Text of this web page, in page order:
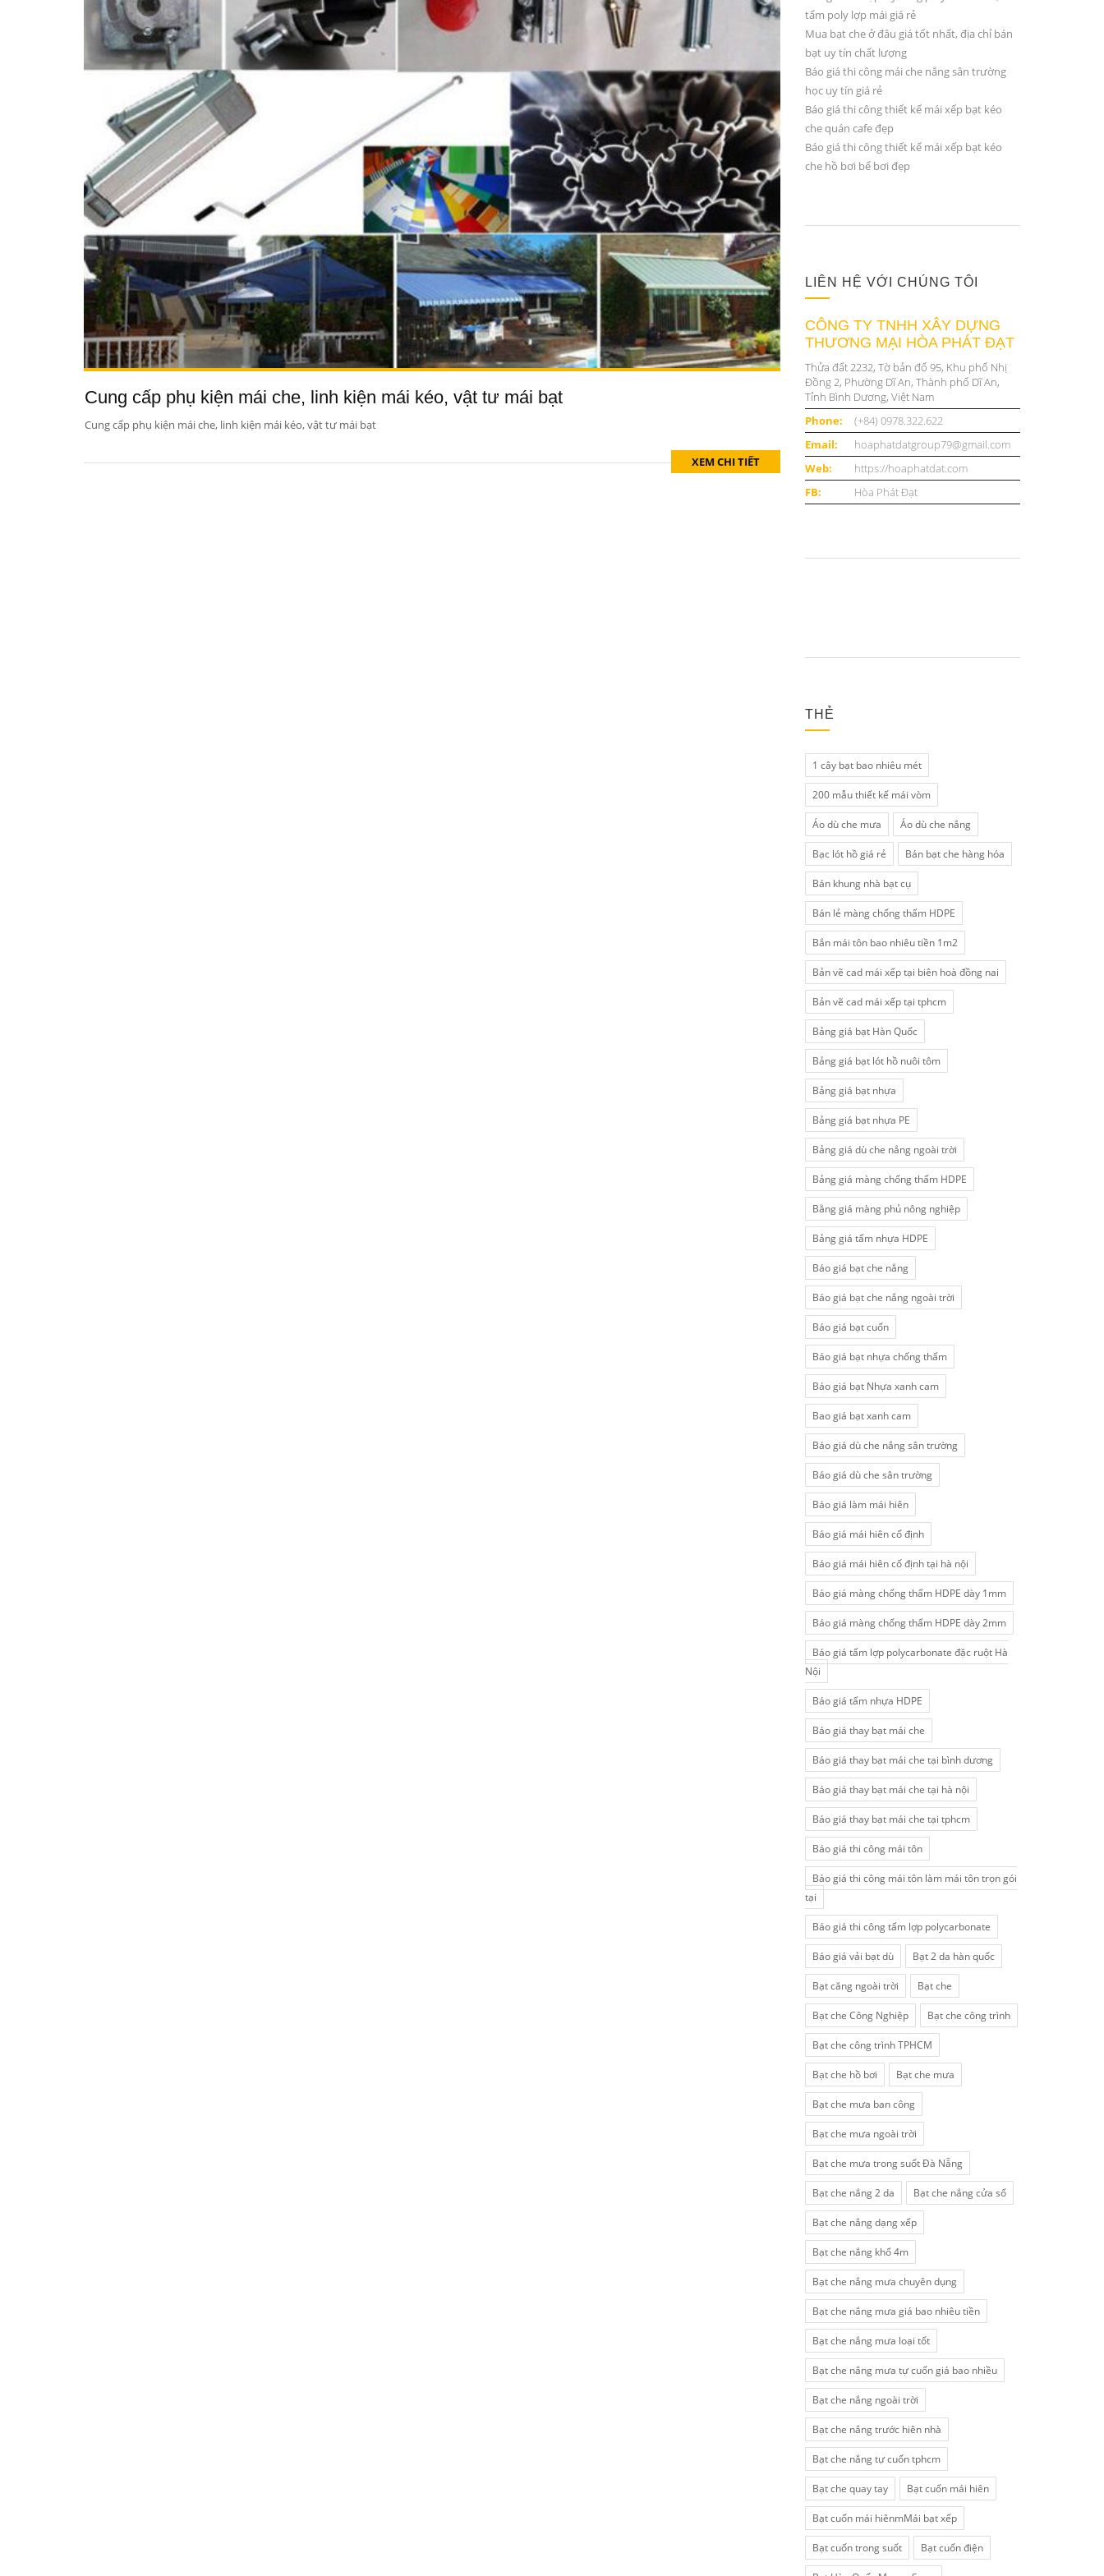
Cung cấp phụ kiện mái che, linh kiện mái kéo, vật tư mái bạt
Cung cấp phụ kiện mái che, linh kiện mái kéo, vật tư mái bạt
XEM CHI TIẾT
tấm poly lợp mái giá rẻ
Mua bạt che ở đâu giá tốt nhất, địa chỉ bán
bạt uy tín chất lượng
Báo giá thi công mái che nắng sân trường
học uy tín giá rẻ
Báo giá thi công thiết kế mái xếp bạt kéo
che quán cafe đẹp
Báo giá thi công thiết kế mái xếp bạt kéo
che hồ bơi bể bơi đẹp
LIÊN HỆ VỚI CHÚNG TÔI
CÔNG TY TNHH XÂY DỰNG
THƯƠNG MẠI HÒA PHÁT ĐẠT
Thửa đất 2232, Tờ bản đố 95, Khu phố Nhị
Đồng 2, Phường Dĩ An, Thành phố Dĩ An,
Tỉnh Bình Dương, Việt Nam
Phone:
(+84) 0978.322.622
Email:
hoaphatdatgroup79@gmail.com
Web:
https://hoaphatdat.com
FB:
Hòa Phát Đạt
THẺ
1 cây bạt bao nhiêu mét
200 mẫu thiết kế mái vòm
Áo dù che mưa Áo dù che nắng
Bạc lót hồ giá rẻ Bán bạt che hàng hóa
Bán khung nhà bạt cụ
Bán lẻ màng chống thấm HDPE
Bắn mái tôn bao nhiêu tiền 1m2
Bản vẽ cad mái xếp tại biên hoà đồng nai
Bản vẽ cad mái xếp tại tphcm
Bảng giá bạt Hàn Quốc
Bảng giá bạt lót hồ nuôi tôm
Bảng giá bạt nhựa
Bảng giá bạt nhựa PE
Bảng giá dù che nắng ngoài trời
Bảng giá màng chống thấm HDPE
Bằng giá màng phủ nông nghiệp
Bảng giá tấm nhựa HDPE
Báo giá bạt che nắng
Báo giá bạt che nắng ngoài trời
Báo giá bạt cuốn
Báo giá bạt nhựa chống thấm
Báo giá bạt Nhựa xanh cam
Bao giá bạt xanh cam
Báo giá dù che nắng sân trường
Báo giá dù che sân trường
Báo giá làm mái hiên
Báo giá mái hiên cố định
Báo giá mái hiên cố định tại hà nội
Báo giá màng chống thấm HDPE dày 1mm
Báo giá màng chống thấm HDPE dày 2mm
Báo giá tấm lợp polycarbonate đặc ruột Hà
Nội
Báo giá tấm nhựa HDPE
Báo giá thay bạt mái che
Báo giá thay bạt mái che tại bình dương
Báo giá thay bạt mái che tại hà nội
Báo giá thay bạt mái che tại tphcm
Báo giá thi công mái tôn
Báo giá thi công mái tôn làm mái tôn trọn gói
tại
Báo giá thi công tấm lợp polycarbonate
Báo giá vải bạt dù Bạt 2 da hàn quốc
Bạt căng ngoài trời Bạt che
Bạt che Công Nghiệp Bạt che công trình
Bạt che công trình TPHCM
Bạt che hồ bơi Bạt che mưa
Bạt che mưa ban công
Bạt che mưa ngoài trời
Bạt che mưa trong suốt Đà Nẵng
Bạt che nắng 2 da Bạt che nắng cửa sổ
Bạt che nắng dạng xếp
Bạt che nắng khổ 4m
Bạt che nắng mưa chuyên dụng
Bạt che nắng mưa giá bao nhiêu tiền
Bạt che nắng mưa loại tốt
Bạt che nắng mưa tự cuốn giá bao nhiều
Bạt che nắng ngoài trời
Bạt che nắng trước hiên nhà
Bạt che nắng tự cuốn tphcm
Bạt che quay tay Bạt cuốn mái hiên
Bạt cuốn mái hiênmMái bạt xếp
Bạt cuốn trong suốt Bạt cuốn điện